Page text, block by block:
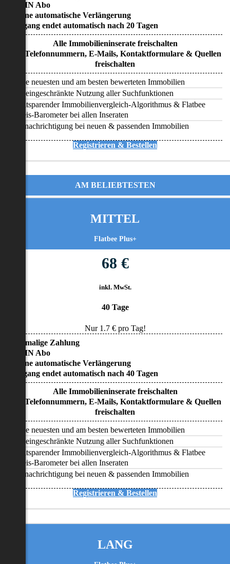
• KEIN Abo
• Keine automatische Verlängerung
• Zugang endet automatisch nach 20 Tagen
Alle Immobilieninserate freischalten
Alle Telefonnummern, E-Mails, Kontaktformulare & Quellen
freischalten
Alle neuesten und am besten bewerteten Immobilien
Uneingeschränkte Nutzung aller Suchfunktionen
Zeitsparender Immobilienvergleich-Algorithmus & Flatbee
Preis-Barometer bei allen Inseraten
Benachrichtigung bei neuen & passenden Immobilien
Registrieren & Bestellen
AM BELIEBTESTEN
MITTEL
Flatbee Plus+
68 €
inkl. MwSt.
40 Tage
Nur 1.7€ pro Tag!
• Einmalige Zahlung
• KEIN Abo
• Keine automatische Verlängerung
• Zugang endet automatisch nach 40 Tagen
Alle Immobilieninserate freischalten
Alle Telefonnummern, E-Mails, Kontaktformulare & Quellen
freischalten
Alle neuesten und am besten bewerteten Immobilien
Uneingeschränkte Nutzung aller Suchfunktionen
Zeitsparender Immobilienvergleich-Algorithmus & Flatbee
Preis-Barometer bei allen Inseraten
Benachrichtigung bei neuen & passenden Immobilien
Registrieren & Bestellen
LANG